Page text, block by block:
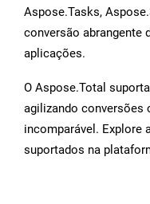
Aspose.Tasks,
conversão abrangente
aplicações.
O Aspose.Total
agilizando conversões
incomparável. Explore
suportados na